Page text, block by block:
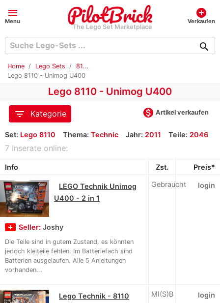
menu
Menu
The Lego Set Marketplace
add_circle
Verkaufen
search
Home Lego Sets
81...
Lego 8110 - Unimog U400
Lego 8110 - Unimog U400
filter_list
Kategorie monetization_on Artikel verkaufen
Set: Lego 8110 Thema: Technic Jahr: 2011 Teile: 2046
7 Inserate online:
Info Zst. Preis*
LEGO Technik Unimog
U400 - 2 in 1
Seller: Joshy
Die Teile sind in gutem Zustand, es könnten
jedoch kleiteile fehlen. Im Batteriefach sind
Batterien ausgelaufen. Alle 5 Anleitungen
vorhanden...
Gebraucht login
Lego Technik - 8110
MI(S)B login